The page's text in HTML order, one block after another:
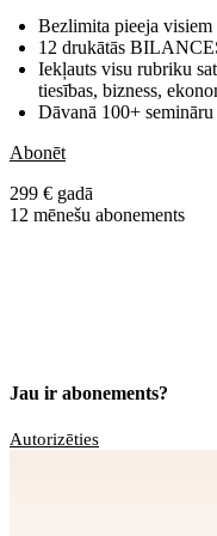
Bezlimita pieeja
12 drukātās
Iekļauts visu rubriku
tiesības, bizness,
Dāvanā 100+
Abonēt
299 € gadā
12 mēnešu abonements
Jau ir abonements?
Autorizēties